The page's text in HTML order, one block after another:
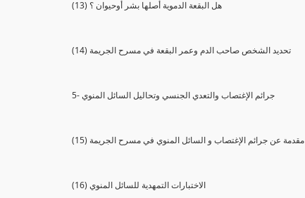
(13) هل البقعة الدموية أصلها بشر أوحيوان ؟
(14) تحديد الشخص صاحب الدم وعمر البقعة في مسرح الجريمة
5- جرائم الإغتصاب والتعدي الجنسي وتحاليل السائل المنوي
(15) مقدمة عن جرائم الإغتصاب و السائل المنوي في مسرح الجريمة
(16) الاختبارات التمهدية للسائل المنوي